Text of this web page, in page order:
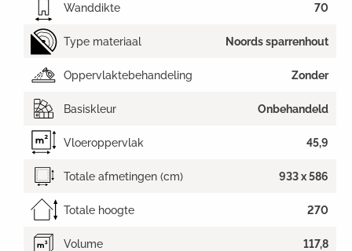
Wanddikte 70
Type materiaal Noords sparrenhout
Oppervlaktebehandeling Zonder
Basiskleur Onbehandeld
Vloeroppervlak 45,9
Totale afmetingen (cm) 933 x 586
Totale hoogte 270
Volume 117,8